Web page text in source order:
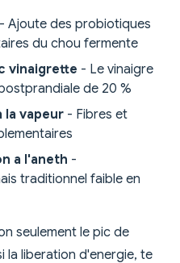
- Ajoute des probiotiques
du chou fermente
vinaigrette - Le vinaigre
de 20 %
la vapeur - Fibres et
a l'aneth -
traditionnel faible en
seulement le pic de
la liberation d'energie, te